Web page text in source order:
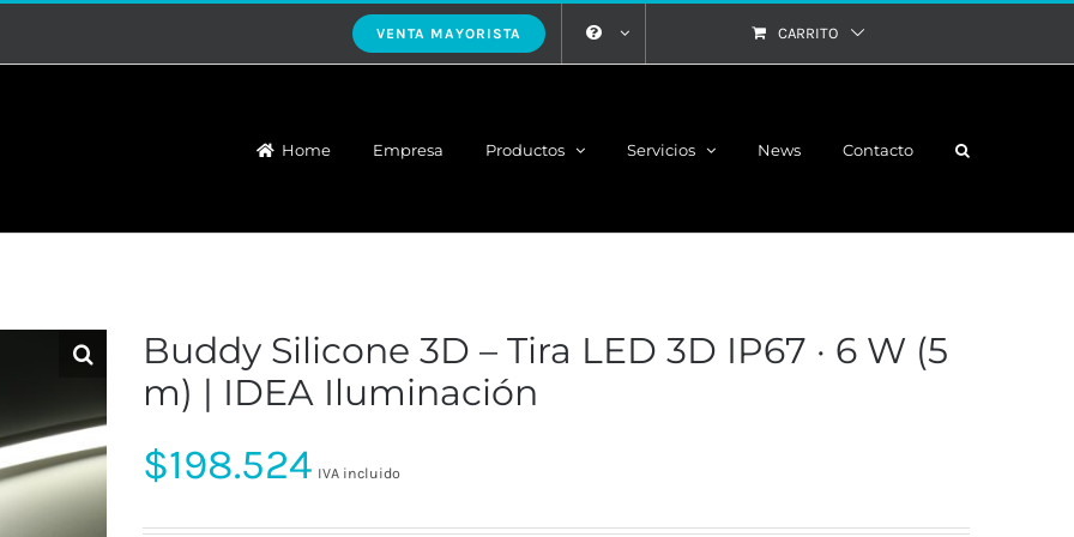
VENTA MAYORISTA CARRITO
Home Empresa Productos Servicios News Contacto
Buddy Silicone 3D – Tira LED 3D IP67 · 6 W (5
m) | IDEA Iluminación
$198.524 IVA incluido